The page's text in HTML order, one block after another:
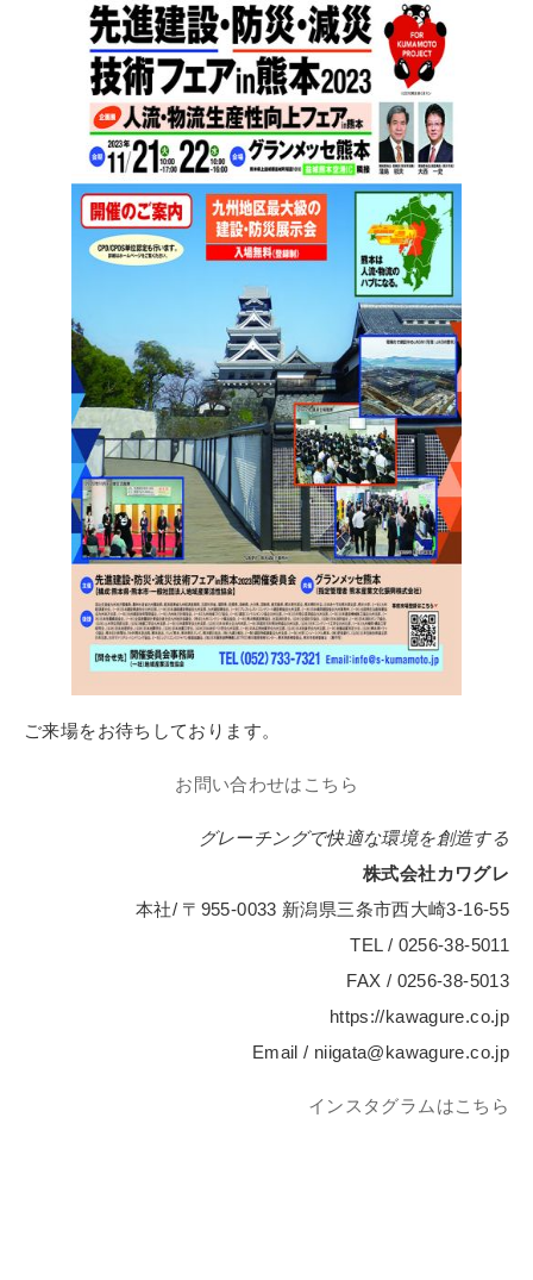
ご来場をお待ちしております。
お問い合わせはこちら
グレーチングで快適な環境を創造する
株式会社カワグレ
本社/ 〒955-0033 新潟県三条市西大崎3-16-55
TEL / 0256-38-5011
FAX / 0256-38-5013
https://kawagure.co.jp
Email / niigata@kawagure.co.jp
インスタグラムはこちら